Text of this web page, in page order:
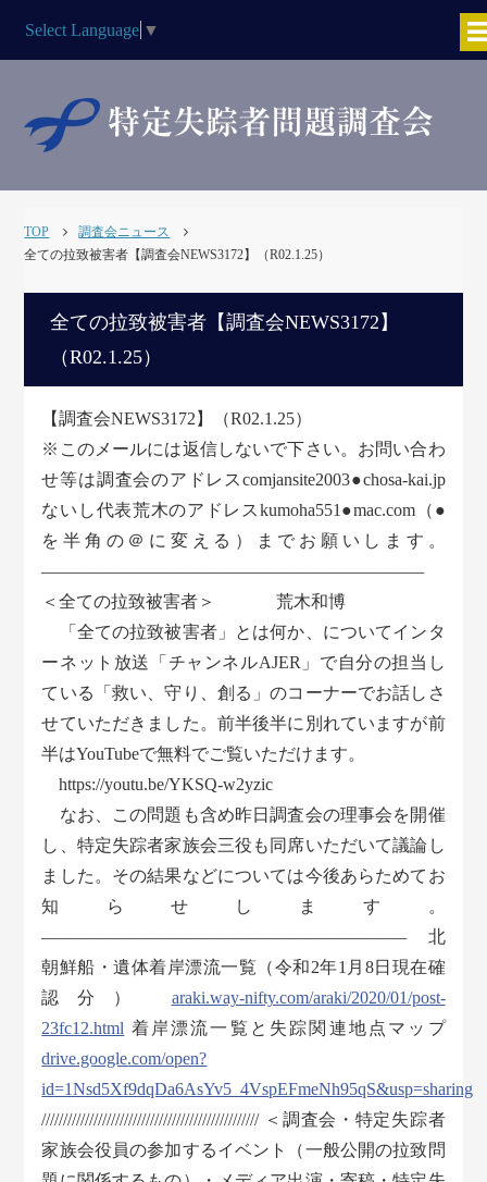
Select Language ▼
TOP
調査会ニュース
全ての拉致被害者【調査会NEWS3172】（R02.1.25）
全ての拉致被害者【調査会NEWS3172】
（R02.1.25）
【調査会NEWS3172】（R02.1.25）
※このメールには返信しないで下さい。お問い合わ
せ等は調査会のアドレスcomjansite2003●chosa-kai.jp
ないし代表荒木のアドレスkumoha551●mac.com（●
を半角の＠に変える）までお願いします。
——————————————————————
＜全ての拉致被害者＞ 荒木和博
「全ての拉致被害者」とは何か、についてインタ
ーネット放送「チャンネルAJER」で自分の担当し
ている「救い、守り、創る」のコーナーでお話しさ
せていただきました。前半後半に別れていますが前
半はYouTubeで無料でご覧いただけます。
https://youtu.be/YKSQ-w2yzic
なお、この問題も含め昨日調査会の理事会を開催
し、特定失踪者家族会三役も同席いただいて議論し
ました。その結果などについては今後あらためてお
知らせします。
————————————————————— 北
朝鮮船・遺体着岸漂流一覧（令和2年1月8日現在確
認分） araki.way-nifty.com/araki/2020/01/post-
23fc12.html 着岸漂流一覧と失踪関連地点マップ
drive.google.com/open?
id=1Nsd5Xf9dqDa6AsYv5_4VspEFmeNh95qS&usp=sharing
////////////////////////////////////////////////// ＜調査会・特定失踪者
家族会役員の参加するイベント（一般公開の拉致問